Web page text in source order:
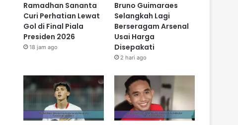
Ramadhan Sananta
Curi Perhatian Lewat
Gol di Final Piala
Presiden 2026
18 jam ago
Bruno Guimaraes
Selangkah Lagi
Berseragam Arsenal
Usai Harga
Disepakati
2 hari ago